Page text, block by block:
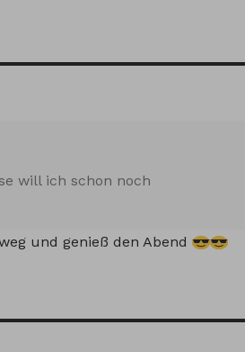
will ich schon noch
und genieß den Abend